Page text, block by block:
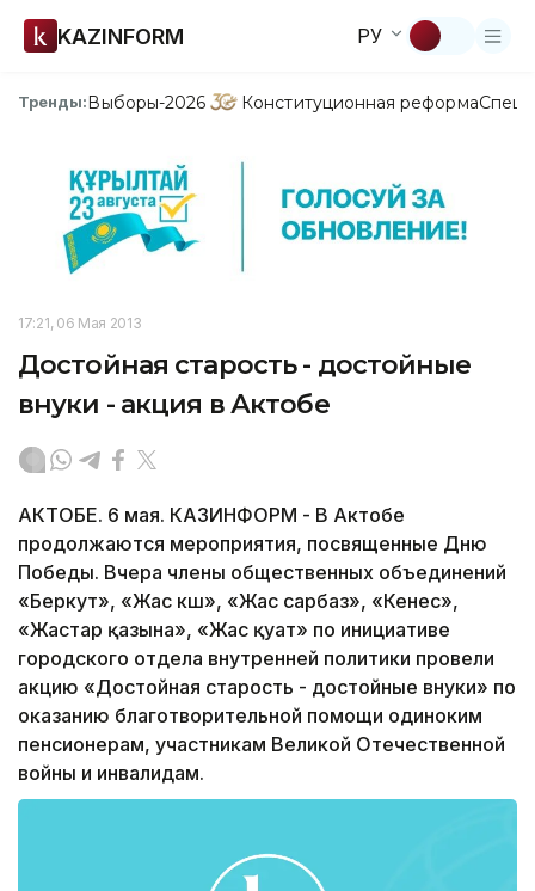
KAZINFORM РУ
Тренды:Выборы-2026 Конституционная реформа
17:21, 06 Мая 2013
Достойная старость - достойные
внуки - акция в Актобе
АКТОБЕ. 6 мая. КАЗИНФОРМ - В Актобе
продолжаются мероприятия, посвященные Дню
Победы. Вчера члены общественных объединений
«Беркут», «Жас күш», «Жас сарбаз», «Кенес»,
«Жастар қазына», «Жас қуат» по инициативе
городского отдела внутренней политики провели
акцию «Достойная старость - достойные внуки» по
оказанию благотворительной помощи одиноким
пенсионерам, участникам Великой Отечественной
войны и инвалидам.